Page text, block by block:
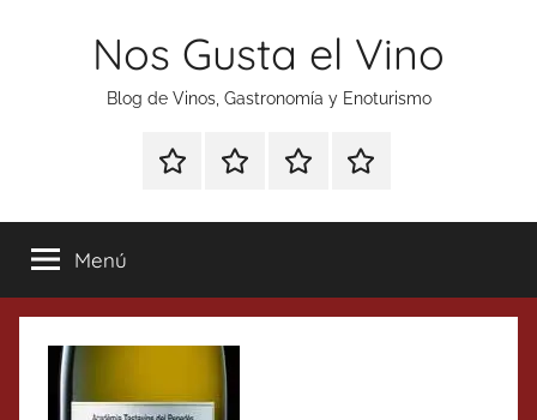
Nos Gusta el Vino
Blog de Vinos, Gastronomía y Enoturismo
Especial
Tonics
Enoturismo
Gastronomía
RankingContacto
Menú